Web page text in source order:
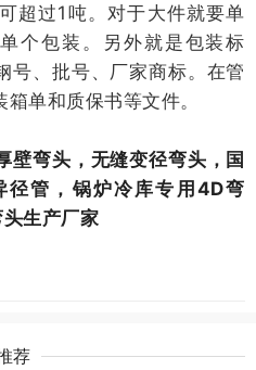
超过1吨。对于大件就要单
个包装。另外就是包装标
号、批号、厂家商标。在管
单和质保书等文件。
壁弯头，无缝变径弯头，国
径管，锅炉冷库专用4D弯
生产厂家
荐